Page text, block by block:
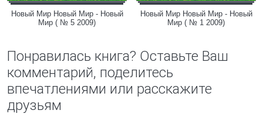
Новый Мир Новый Мир - Новый
Мир ( № 5 2009)
Новый Мир Новый Мир - Новый
Мир ( № 1 2009)
Понравилась книга? Оставьте Ваш
комментарий, поделитесь
впечатлениями или расскажите
друзьям